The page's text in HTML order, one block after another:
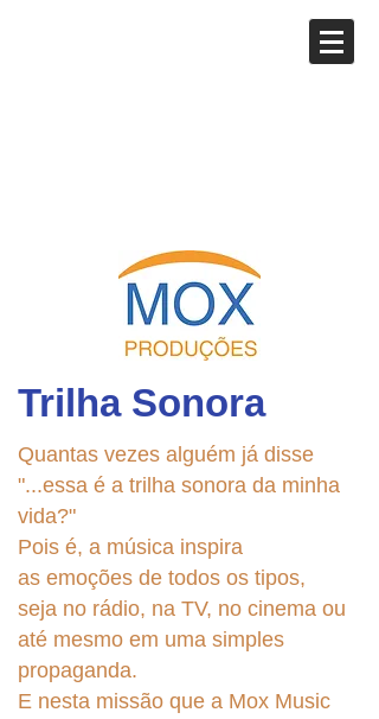
Trilha Sonora
Quantas vezes alguém já disse
"...essa é a trilha sonora da minha
vida?"
Pois é, a música inspira
as emoções de todos os tipos,
seja no rádio, na TV, no cinema ou
até mesmo em uma simples
propaganda.
E nesta missão que a Mox Music